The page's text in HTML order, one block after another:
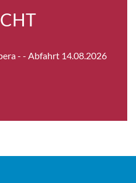
ANFRAGEN
- - Abfahrt 14.08.2026